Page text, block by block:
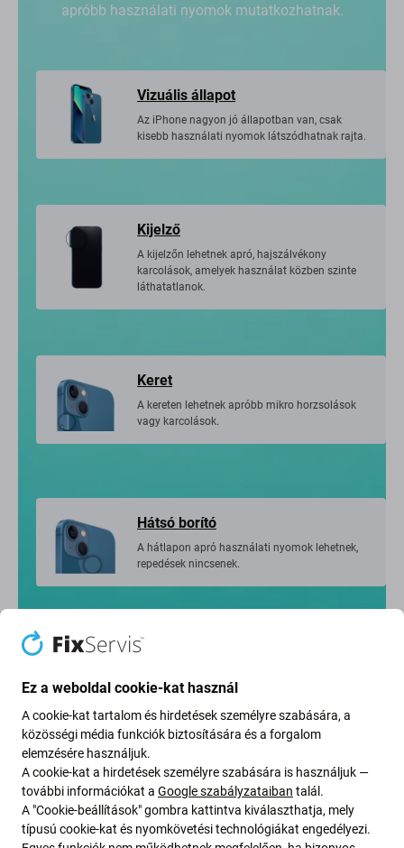
apróbb használati nyomok mutatkozhatnak.
Vizuális állapot
Az iPhone nagyon jó állapotban van, csak
kisebb használati nyomok látszódhatnak rajta.
Kijelző
A kijelzőn lehetnek apró, hajszálvékony
karcolások, amelyek használat közben szinte
láthatatlanok.
Keret
A kereten lehetnek apróbb mikro horzsolások
vagy karcolások.
Hátsó borító
A hátlapon apró használati nyomok lehetnek,
repedések nincsenek.
Eszköztanúsítvány
Minden eszközt 35 lépésben alaposan
ellenőriznek és tanúsítanak, így pontosan tudni
Ez a weboldal cookie-kat használ
A cookie-kat tartalom és hirdetések személyre szabására, a
közösségi média funkciók biztosítására és a forgalom
elemzésére használjuk.
A cookie-kat a hirdetések személyre szabására is használjuk —
további információkat a Google szabályzataiban talál.
A "Cookie-beállítások" gombra kattintva kiválaszthatja, mely
típusú cookie-kat és nyomkövetési technológiákat engedélyezi.